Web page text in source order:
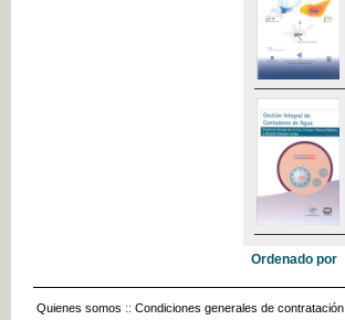
Ordenado por
Quienes somos :: Condiciones generales de contratación